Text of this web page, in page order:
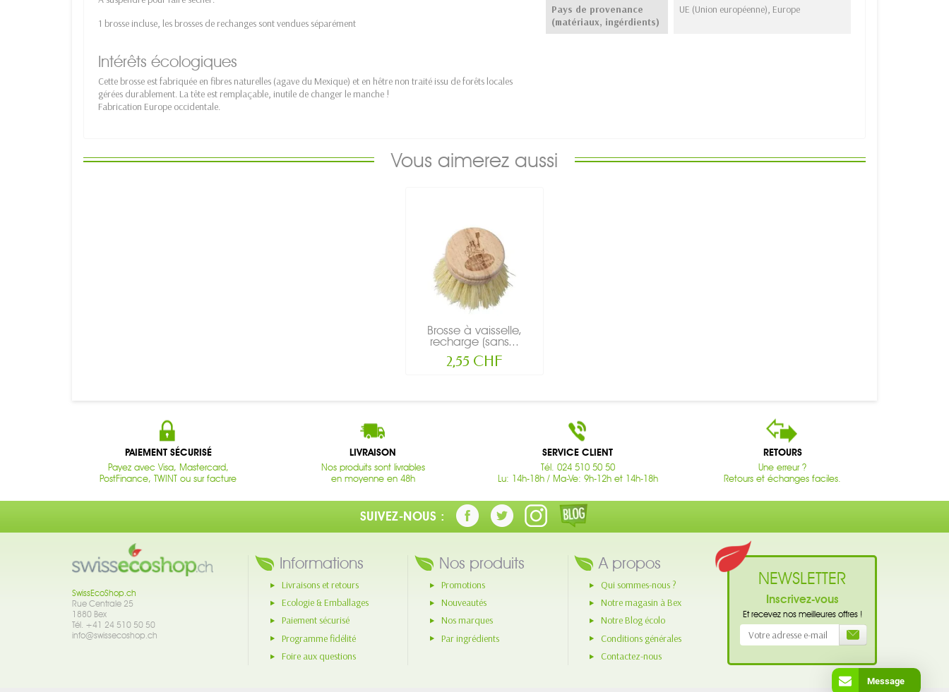
1 brosse incluse, les brosses de rechanges sont vendues séparément
Intérêts écologiques
Cette brosse est fabriquée en fibres naturelles (agave du Mexique) et en hêtre non traité issu de forêts locales
gérées durablement. La tête est remplaçable, inutile de changer le manche !
Fabrication Europe occidentale.
Pays de provenance
(matériaux, ingérdients)
UE (Union européenne), Europe
Vous aimerez aussi
Brosse à vaisselle,
recharge (sans...
2,55 CHF
PAIEMENT SÉCURISÉ
Payez avec Visa, Mastercard,
PostFinance, TWINT ou sur facture
LIVRAISON
Nos produits sont livrables
en moyenne en 48h
SERVICE CLIENT
Tél. 024 510 50 50
Lu: 14h-18h / Ma-Ve: 9h-12h et 14h-18h
RETOURS
Une erreur ?
Retours et échanges faciles.
SUIVEZ-NOUS :
SwissEcoShop.ch
Rue Centrale 25
1880 Bex
Tél. +41 24 510 50 50
info@swissecoshop.ch
Informations
Livraisons et retours
Ecologie & Emballages
Paiement sécurisé
Programme fidélité
Foire aux questions
Nos produits
Promotions
Nouveautés
Nos marques
Par ingrédients
A propos
Qui sommes-nous ?
Notre magasin à Bex
Notre Blog écolo
Conditions générales
Contactez-nous
NEWSLETTER
Inscrivez-vous
Et recevez nos meilleures offres !
Message